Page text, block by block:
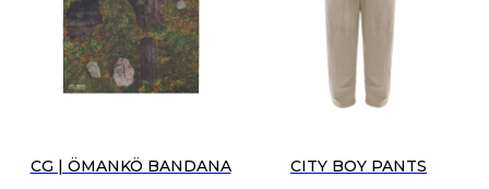
CG | ÖMANKÖ BANDANA
CITY BOY PANTS